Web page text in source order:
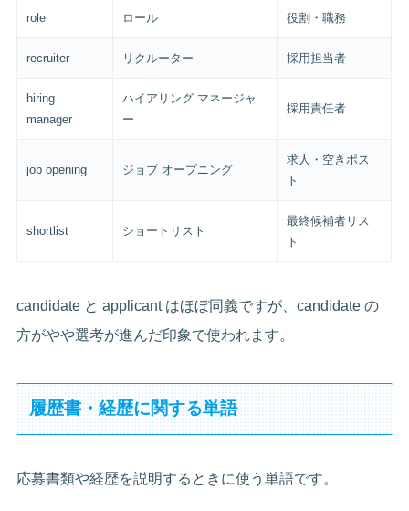
role ロール 役割・職務
recruiter リクルーター 採用担当者
hiring
manager
ハイアリング マネージャ
ー
採用責任者
job opening ジョブ オープニング
求人・空きポス
ト
shortlist ショートリスト
最終候補者リス
ト
candidate と applicant はほぼ同義ですが、candidate の
方がやや選考が進んだ印象で使われます。
履歴書・経歴に関する単語
応募書類や経歴を説明するときに使う単語です。